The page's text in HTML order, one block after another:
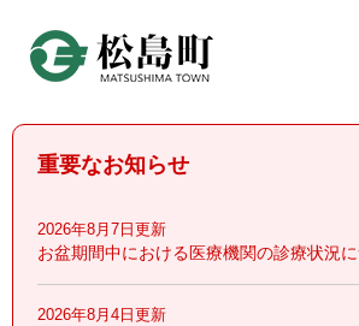
頭
重要なお知らせ
2026年8月7日更新
お盆期間中における医療機関の診療状況
2026年8月4日更新